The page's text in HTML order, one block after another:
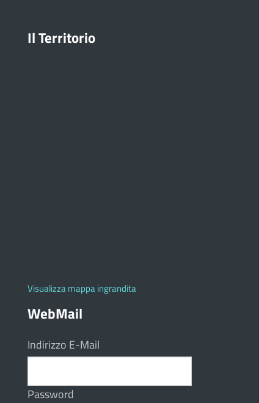
Il Territorio
Visualizza mappa ingrandita
WebMail
Indirizzo E-Mail
Password